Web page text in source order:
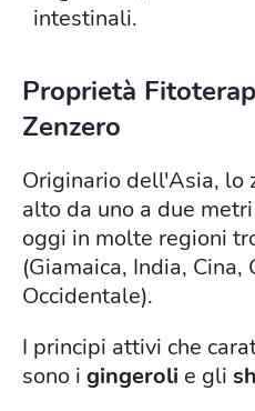
intestinali.
Proprietà
Zenzero
Originario dell'Asia, lo
alto da uno a due
oggi in molte regioni
(Giamaica, India,
Occidentale).
I principi attivi che
sono i gingeroli e gli